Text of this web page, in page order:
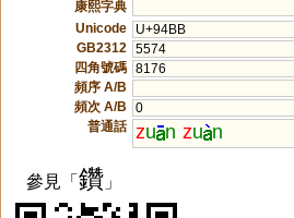
康熙字典
Unicode
U+94BB
GB2312
5574
四角號碼 8176
頻序 A/B
頻次 A/B
0
普通話 zu n zu n
參見「鑽」